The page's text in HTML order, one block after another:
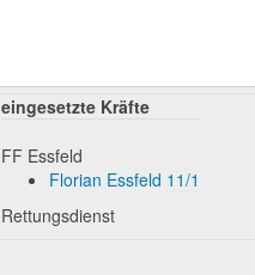
eingesetzte Kräfte
FF Essfeld
Florian Essfeld 11/1
Rettungsdienst